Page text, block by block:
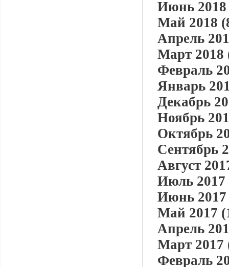
Июнь 2018
Май 2018
Апрель
Март 2018
Февраль
Январь
Декабрь
Ноябрь
Октябрь
Сентябрь
Август
Июль 2017
Июнь 2017
Май 2017
Апрель
Март 2017
Февраль